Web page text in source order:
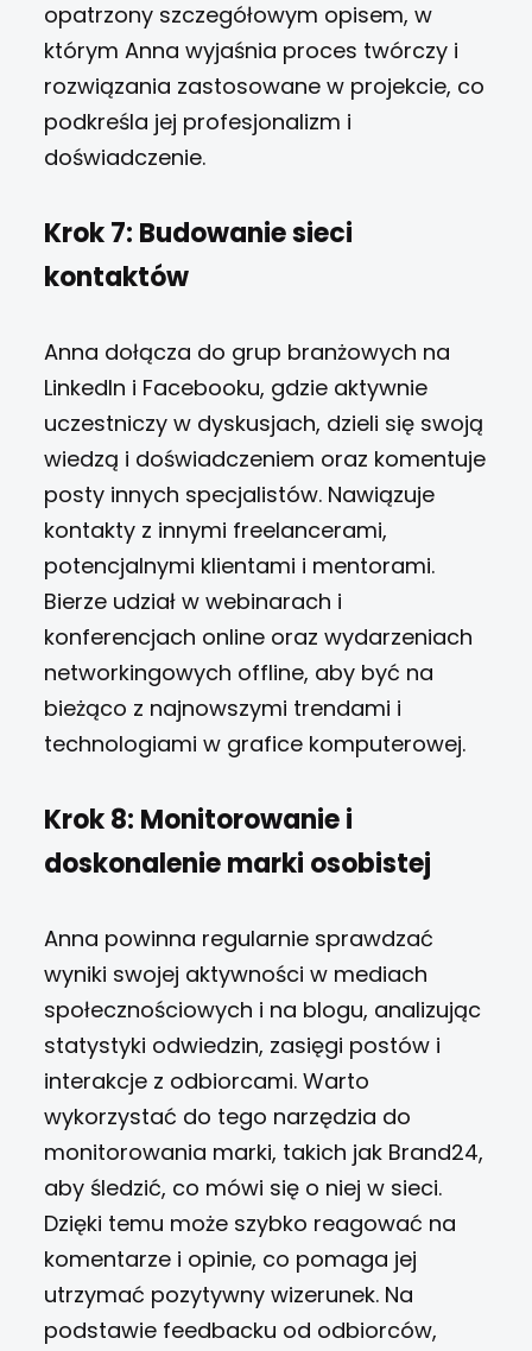
opatrzony szczegółowym opisem, w
którym Anna wyjaśnia proces twórczy i
rozwiązania zastosowane w projekcie, co
podkreśla jej profesjonalizm i
doświadczenie.
Krok 7: Budowanie sieci
kontaktów
Anna dołącza do grup branżowych na
LinkedIn i Facebooku, gdzie aktywnie
uczestniczy w dyskusjach, dzieli się swoją
wiedzą i doświadczeniem oraz komentuje
posty innych specjalistów. Nawiązuje
kontakty z innymi freelancerami,
potencjalnymi klientami i mentorami.
Bierze udział w webinarach i
konferencjach online oraz wydarzeniach
networkingowych offline, aby być na
bieżąco z najnowszymi trendami i
technologiami w grafice komputerowej.
Krok 8: Monitorowanie i
doskonalenie marki osobistej
Anna powinna regularnie sprawdzać
wyniki swojej aktywności w mediach
społecznościowych i na blogu, analizując
statystyki odwiedzin, zasięgi postów i
interakcje z odbiorcami. Warto
wykorzystać do tego narzędzia do
monitorowania marki, takich jak Brand24,
aby śledzić, co mówi się o niej w sieci.
Dzięki temu może szybko reagować na
komentarze i opinie, co pomaga jej
utrzymać pozytywny wizerunek. Na
podstawie feedbacku od odbiorców,